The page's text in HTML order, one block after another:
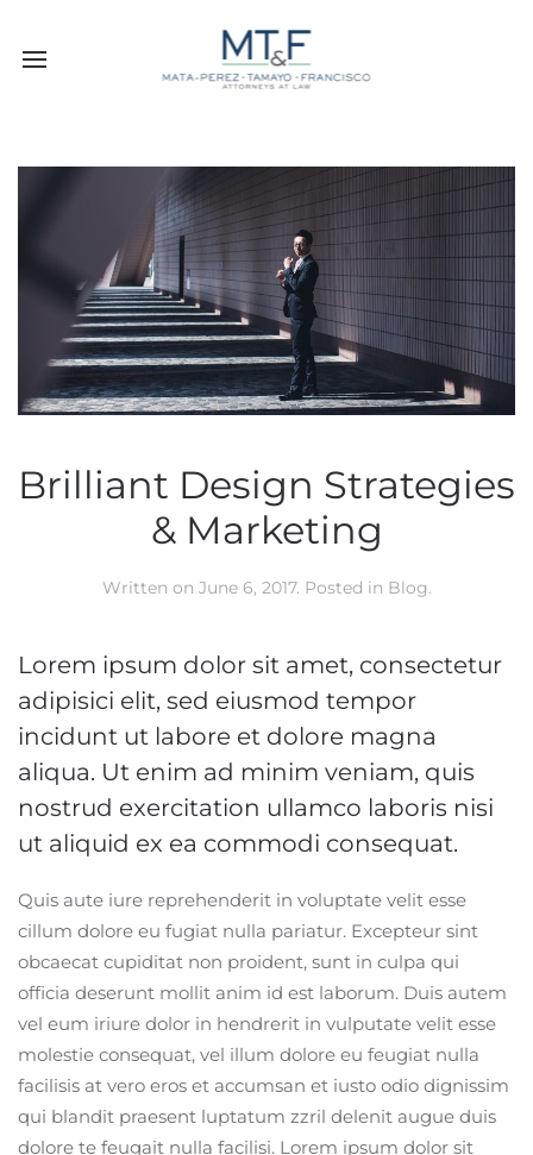
Brilliant Design Strategies
& Marketing
Written on June 6, 2017. Posted in Blog.
Lorem ipsum dolor sit amet, consectetur
adipisici elit, sed eiusmod tempor
incidunt ut labore et dolore magna
aliqua. Ut enim ad minim veniam, quis
nostrud exercitation ullamco laboris nisi
ut aliquid ex ea commodi consequat.
Quis aute iure reprehenderit in voluptate velit esse
cillum dolore eu fugiat nulla pariatur. Excepteur sint
obcaecat cupiditat non proident, sunt in culpa qui
officia deserunt mollit anim id est laborum. Duis autem
vel eum iriure dolor in hendrerit in vulputate velit esse
molestie consequat, vel illum dolore eu feugiat nulla
facilisis at vero eros et accumsan et iusto odio dignissim
qui blandit praesent luptatum zzril delenit augue duis
dolore te feugait nulla facilisi. Lorem ipsum dolor sit